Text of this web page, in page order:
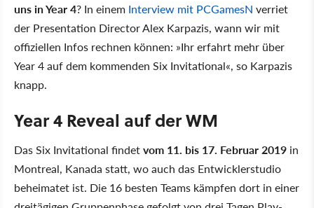
uns in Year 4? In einem Interview mit PCGamesN verriet
der Presentation Director Alex Karpazis, wann wir mit
offiziellen Infos rechnen können: »Ihr erfahrt mehr über
Year 4 auf dem kommenden Six Invitational«, so Karpazis
knapp.
Year 4 Reveal auf der WM
Das Six Invitational findetvom 11. bis 17. Februar 2019 in
Montreal, Kanada statt, wo auch das Entwicklerstudio
beheimatet ist. Die 16 besten Teams kämpfen dort in einer